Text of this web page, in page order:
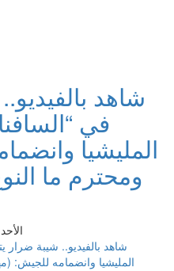
شاهد
في
المليشيا
ومحترم ما
الأحد 17 مايو 2026 09:59 مساءً